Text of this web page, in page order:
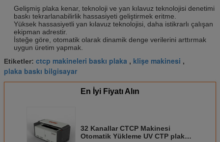
Gelişmiş plaka kenar, teknoloji ve yan kılavuz teknolojisi denetimi
baskı tekrarlanabilirlik hassasiyeti geliştirmek eritme.
Yüksek hassasiyetli yan kılavuz teknolojisi, daha istikrarlı çalışan
ekipman adrestir.
İsteğe göre, otomatik olarak dinamik denge verilerini arttırmak
uygun üretim yapmak.
Etiketler: ctcp makineleri baskı plaka , klişe makinesi ,
plaka baskı bilgisayar
En İyi Fiyatı Alın
32 Kanallar CTCP Makinesi
Otomatik Yükleme UV CTP plaka